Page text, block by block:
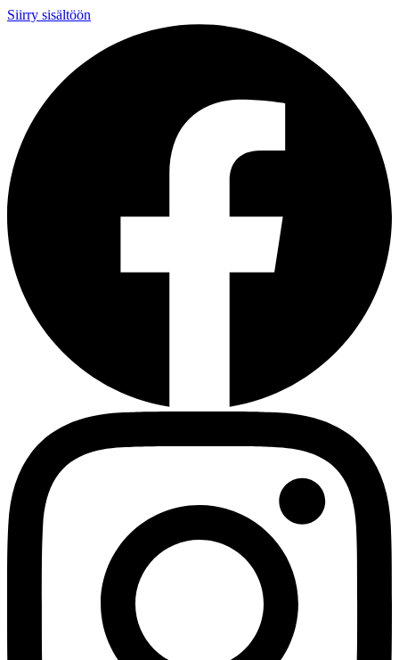
Siirry sisältöön